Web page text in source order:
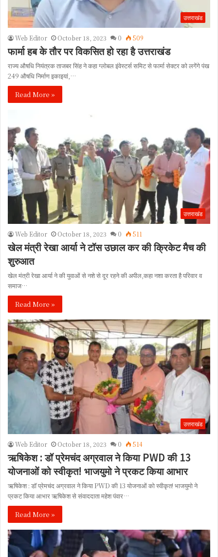
उत्तराखंड
Web Editor October 18, 2023 0 509
फार्मा हब के तौर पर विकसित हो रहा है उत्तराखंड
राज्य औषधि नियंत्रक ताजबर सिंह ने कहा ग्लोबल इंवेस्टर्स समिट से फार्मा सेक्टर को लगेंगे पंख
249 औषधि निर्माण इकाइयां,…
Read More »
उत्तराखंड
Web Editor October 18, 2023 0 511
खेल मंत्री रेखा आर्या ने टॉस उछाल कर की क्रिकेट मैच की
शुरुआत
खेल मंत्री रेखा आर्या ने की युवाओं से नशे से दूर रहने की अपील,कहा नशा करता है परिवार व
समाज…
Read More »
उत्तराखंड
Web Editor October 18, 2023 0 514
ऋषिकेश : डॉ प्रेमचंद अग्रवाल ने किया PWD की 13
योजनाओं को स्वीकृत! भाजयुमो ने प्रकट किया आभार
ऋषिकेश : डॉ प्रेमचंद अग्रवाल ने किया PWD की 13 योजनाओं को स्वीकृत! भाजयुमो ने
प्रकट किया आभार ऋषिकेश से संवाददाता महेश पंवार…
Read More »